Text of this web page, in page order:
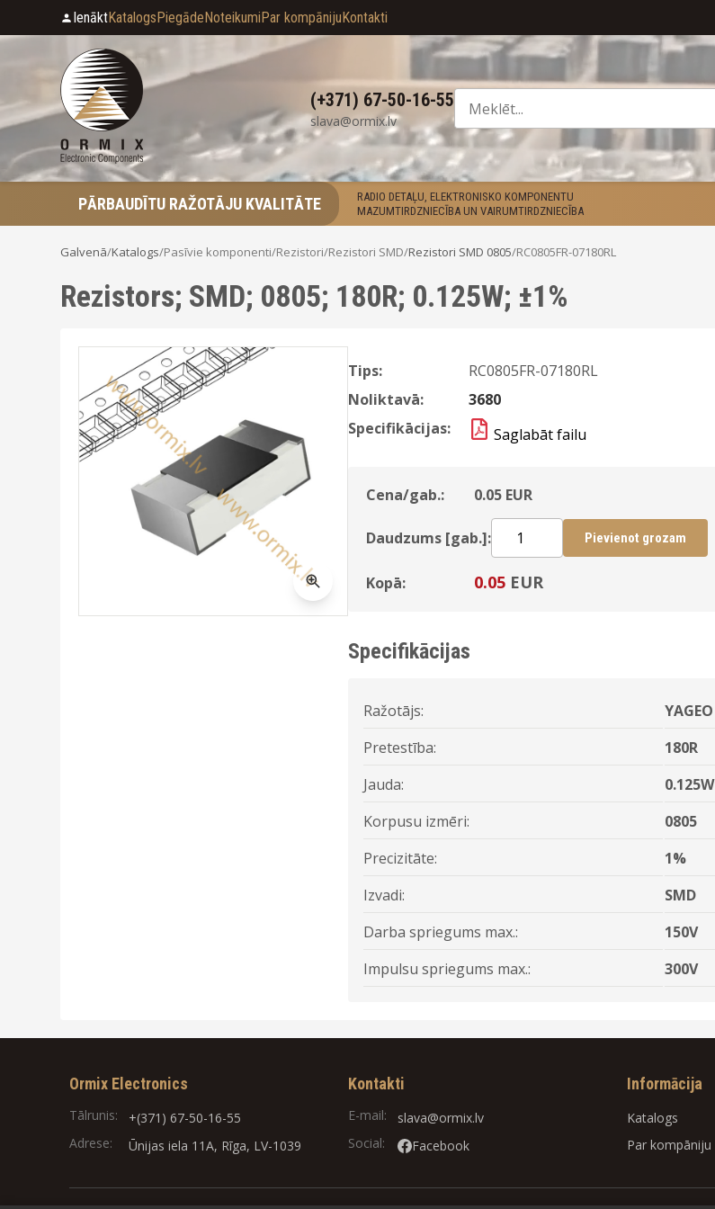
IenāktKatalogsPiegādeNoteikumiPar kompānijuKontakti
(+371) 67-50-16-55
slava@ormix.lv
PĀRBAUDĪTU RAŽOTĀJU KVALITĀTE
RADIO DETAĻU, ELEKTRONISKO KOMPONENTU
MAZUMTIRDZNIECĪBA UN VAIRUMTIRDZNIECĪBA
Galvenā/Katalogs/Pasīvie komponenti/Rezistori/Rezistori SMD/Rezistori SMD 0805/RC0805FR-07180RL
Rezistors; SMD; 0805; 180R; 0.125W; ±1%
Tips:
RC0805FR-07180RL
Noliktavā:
3680
Specifikācijas:
Saglabāt failu
Cena/gab.: 0.05 EUR
Daudzums [gab.]: Pievienot grozam
Kopā: 0.05 EUR
Specifikācijas
Ražotājs:
YAGEO
Pretestība:
180R
Jauda:
0.125W
Korpusu izmēri:
0805
Precizitāte:
1%
Izvadi:
SMD
Darba spriegums max.:
150V
Impulsu spriegums max.:
300V
Ormix Electronics
Tālrunis:
+(371) 67-50-16-55
Adrese:
Ūnijas iela 11A, Rīga, LV-1039
Kontakti
E-mail:
slava@ormix.lv
Social:
Facebook
Informācija
Katalogs
Par kompāniju